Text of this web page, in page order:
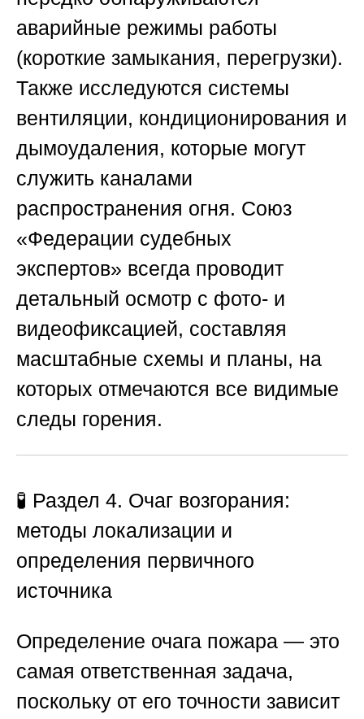
аварийные режимы работы
(короткие замыкания, перегрузки).
Также исследуются системы
вентиляции, кондиционирования и
дымоудаления, которые могут
служить каналами
распространения огня. Союз
«Федерации судебных
экспертов» всегда проводит
детальный осмотр с фото- и
видеофиксацией, составляя
масштабные схемы и планы, на
которых отмечаются все видимые
следы горения.
🧪 Раздел 4. Очаг возгорания:
методы локализации и
определения первичного
источника
Определение очага пожара — это
самая ответственная задача,
поскольку от его точности зависит